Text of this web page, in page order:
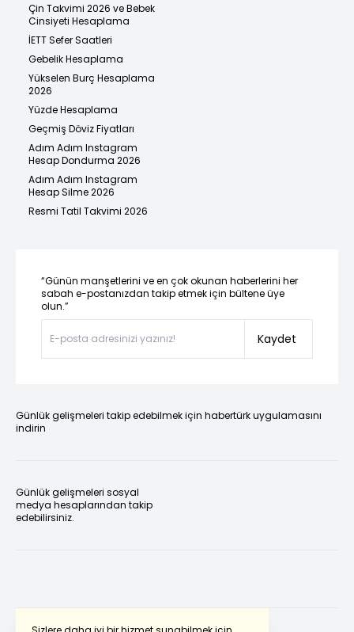
Çin Takvimi 2026 ve Bebek
Cinsiyeti Hesaplama
İETT Sefer Saatleri
Gebelik Hesaplama
Yükselen Burç Hesaplama
2026
Yüzde Hesaplama
Geçmiş Döviz Fiyatları
Adım Adım Instagram
Hesap Dondurma 2026
Adım Adım Instagram
Hesap Silme 2026
Resmi Tatil Takvimi 2026
“Günün manşetlerini ve en çok okunan haberlerini her
sabah e-postanızdan takip etmek için bültene üye
olun.”
Kaydet
Günlük gelişmeleri takip edebilmek için habertürk uygulamasını
indirin
Günlük gelişmeleri sosyal
medya hesaplarından takip
edebilirsiniz.